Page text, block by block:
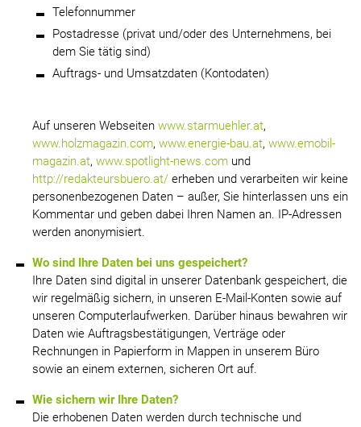
Telefonnummer
Postadresse (privat und/oder des Unternehmens, bei
dem Sie tätig sind)
Auftrags- und Umsatzdaten (Kontodaten)
Auf unseren Webseiten www.starmuehler.at,
www.holzmagazin.com, www.energie-bau.at, www.emobil-
magazin.at, www.spotlight-news.com und
http://redakteursbuero.at/ erheben und verarbeiten wir keine
personenbezogenen Daten – außer, Sie hinterlassen uns ein
Kommentar und geben dabei Ihren Namen an. IP-Adressen
werden anonymisiert.
Wo sind Ihre Daten bei uns gespeichert?
Ihre Daten sind digital in unserer Datenbank gespeichert, die
wir regelmäßig sichern, in unseren E-Mail-Konten sowie auf
unseren Computerlaufwerken. Darüber hinaus bewahren wir
Daten wie Auftragsbestätigungen, Verträge oder
Rechnungen in Papierform in Mappen in unserem Büro
sowie an einem externen, sicheren Ort auf.
Wie sichern wir Ihre Daten?
Die erhobenen Daten werden durch technische und